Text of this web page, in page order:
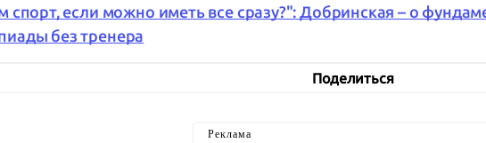
спорт, если можно иметь все сразу?": Добринская – о
без тренера
Поделиться
Реклама